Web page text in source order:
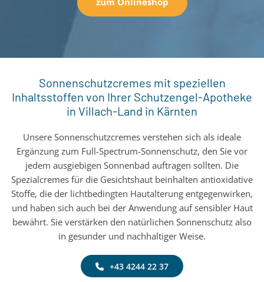
Sonnenschutzcremes mit speziellen
Inhaltsstoffen von Ihrer Schutzengel-Apotheke
in Villach-Land in Kärnten
Unsere Sonnenschutzcremes verstehen sich als ideale
Ergänzung zum Full-Spectrum-Sonnenschutz, den Sie vor
jedem ausgiebigen Sonnenbad auftragen sollten. Die
Spezialcremes für die Gesichtshaut beinhalten antioxidative
Stoffe, die der lichtbedingten Hautalterung entgegenwirken,
und haben sich auch bei der Anwendung auf sensibler Haut
bewährt. Sie verstärken den natürlichen Sonnenschutz also
in gesunder und nachhaltiger Weise.
+43 4244 22 37